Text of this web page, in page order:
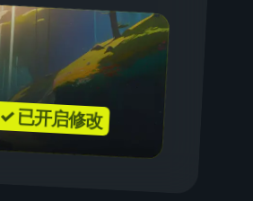
✓ 已开启修改